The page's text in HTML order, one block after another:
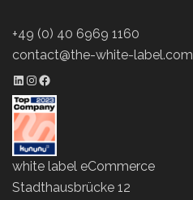
+49 (0) 40 6969 1160
contact@the-white-label.com
LinkedIn Profil
Instagram Profil
Facebook Profil
white label eCommerce
Stadthausbrücke 12